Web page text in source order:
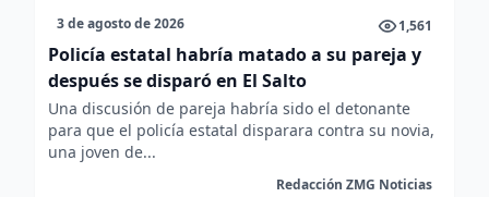
3 de agosto de 2026 1,561
Policía estatal habría matado a su pareja y
después se disparó en El Salto
Una discusión de pareja habría sido el detonante
para que el policía estatal disparara contra su novia,
una joven de...
Redacción ZMG Noticias